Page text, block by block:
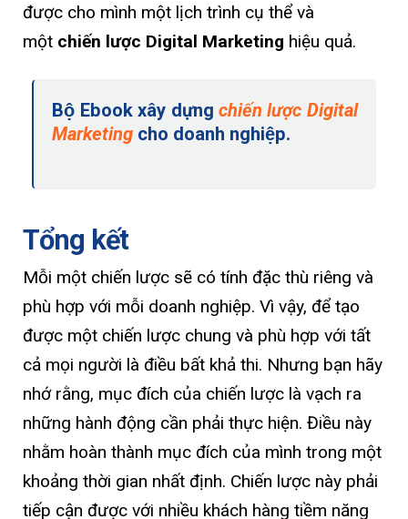
được cho mình một lịch trình cụ thể và
một chiến lược Digital Marketing hiệu quả.
Bộ Ebook xây dựng chiến lược Digital
Marketing cho doanh nghiệp.
Tổng kết
Mỗi một chiến lược sẽ có tính đặc thù riêng và
phù hợp với mỗi doanh nghiệp. Vì vậy, để tạo
được một chiến lược chung và phù hợp với tất
cả mọi người là điều bất khả thi. Nhưng bạn hãy
nhớ rằng, mục đích của chiến lược là vạch ra
những hành động cần phải thực hiện. Điều này
nhằm hoàn thành mục đích của mình trong một
khoảng thời gian nhất định. Chiến lược này phải
tiếp cận được với nhiều khách hàng tiềm năng